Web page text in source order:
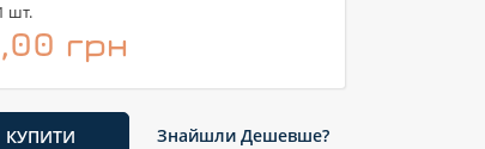
шт.
грн
КУПИТИ Знайшли Дешевше?